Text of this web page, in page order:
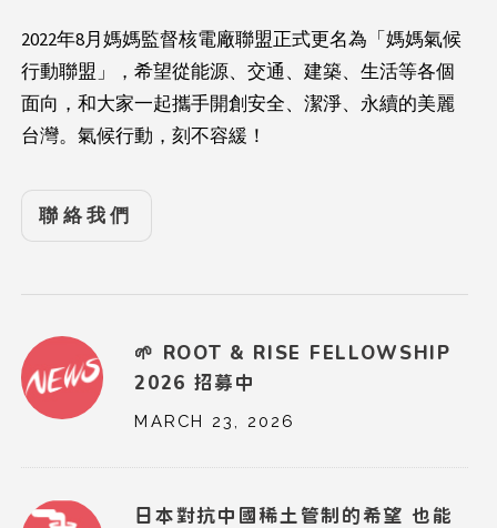
2022年8月媽媽監督核電廠聯盟正式更名為「媽媽氣候
行動聯盟」，希望從能源、交通、建築、生活等各個
面向，和大家一起攜手開創安全、潔淨、永續的美麗
台灣。氣候行動，刻不容緩！
聯絡我們
🌱 ROOT & RISE FELLOWSHIP
2026 招募中
MARCH 23, 2026
日本對抗中國稀土管制的希望 也能